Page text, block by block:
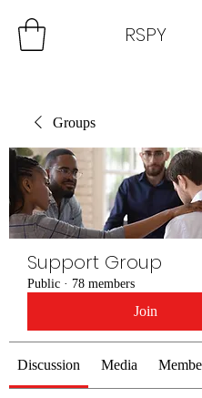
RSPY
Groups
Support Group
Public · 78 members
Join
Discussion Media